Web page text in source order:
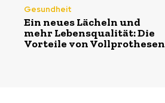
Gesundheit
Ein neues Lächeln und
mehr Lebensqualität: Die
Vorteile von Vollprothesen